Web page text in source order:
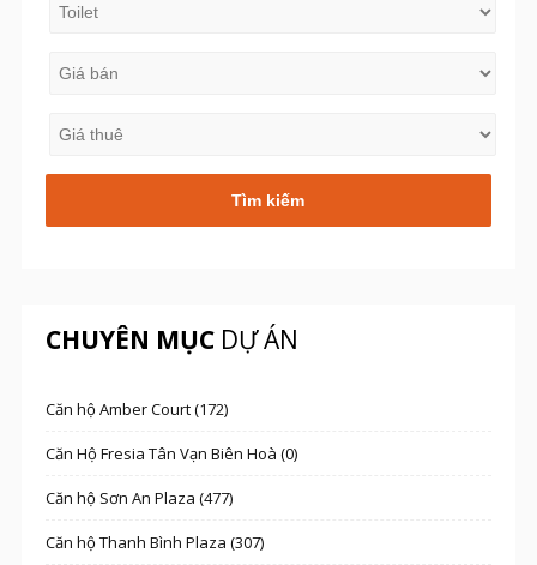
CHUYÊN MỤCDỰ ÁN
Căn hộ Amber Court (172)
Căn Hộ Fresia Tân Vạn Biên Hoà (0)
Căn hộ Sơn An Plaza (477)
Căn hộ Thanh Bình Plaza (307)